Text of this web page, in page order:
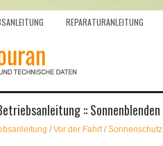
REPARATURANLEITUNG
:: Sonnenblenden
/ Vor der Fahrt/ Sonnenschutz